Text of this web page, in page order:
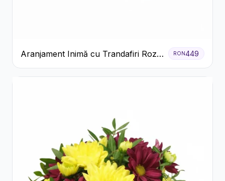
Aranjament Inimă cu Trandafiri Roz
și Gypsophila Albă
RON 449